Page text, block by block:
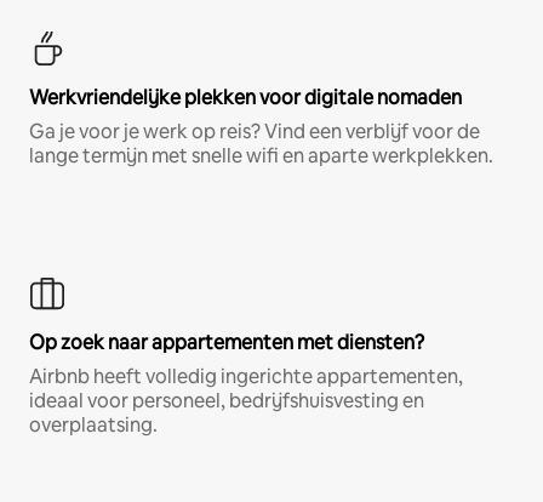
Werkvriendelijke plekken voor digitale nomaden
Ga je voor je werk op reis? Vind een verblijf voor de
lange termijn met snelle wifi en aparte werkplekken.
Op zoek naar appartementen met diensten?
Airbnb heeft volledig ingerichte appartementen,
ideaal voor personeel, bedrijfshuisvesting en
overplaatsing.